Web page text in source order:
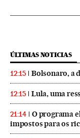
ÚLTIMAS NOTICIAS
12:15 Bolsonaro, a
12:15 Lula, uma
21:14
O programa
impostos para os